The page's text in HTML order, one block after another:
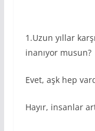
1.Uzun yıllar
inanıyor musun?
Evet, aşk hep
Hayır, insanlar